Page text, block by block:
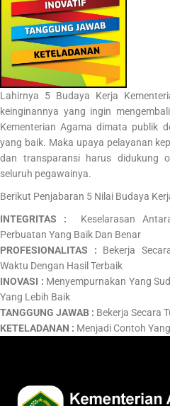
Lahirnya 5 Budaya Kerja
keinginannya yang ingin
Kementerian Agama dimata publik
yang baik. Maka upaya pelayanan
dan transparansi harus didukung
seluruh pegawainya.
Berikut Penjabaran 5 Nilai Budaya
INTEGRITAS : Keselarasan
Perbuatan Yang Baik Dan Benar
PROFESIONALITAS : Bekerja
Waktu Dengan Hasil Terbaik
INOVASI : Menyempurnakan Yang
Yang Lebih Baik
TANGGUNG JAWAB : Bekerja Secara
KETELADANAN : Menjadi Contoh